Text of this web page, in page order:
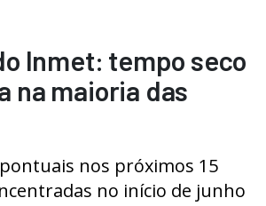
Inmet: tempo seco
na maioria das
nos próximos 15
no início de junho